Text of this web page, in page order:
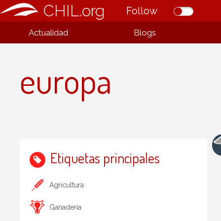
CHIL.org Follow
Actualidad Blogs
europa
Etiquetas principales
Agricultura
Ganadería